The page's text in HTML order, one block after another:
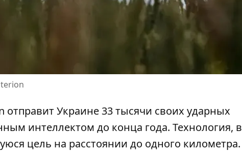
Украине 33 тысячи своих ударных
интеллектом до конца года. Технология, в
цель на расстоянии до одного километра.